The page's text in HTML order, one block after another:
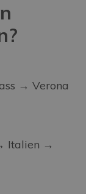
→ Verona
Italien →